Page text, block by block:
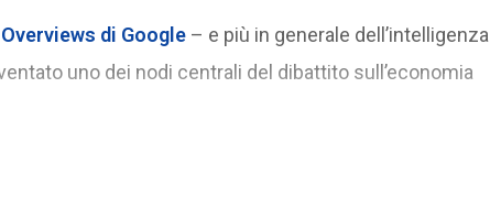
di Google – e più in generale dell’intelligenza
uno dei nodi centrali del dibattito sull’economia